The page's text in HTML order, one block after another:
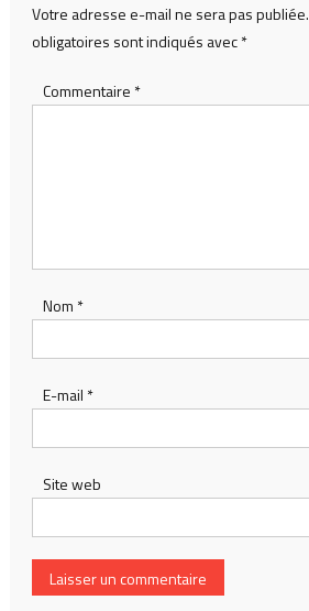
Votre adresse e-mail ne sera pas publiée.
obligatoires sont indiqués avec*
Commentaire *
Nom *
E-mail *
Site web